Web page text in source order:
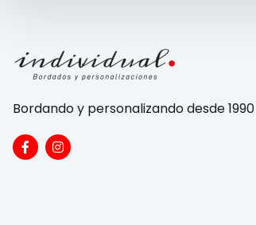
Bordando y personalizando desde 1990